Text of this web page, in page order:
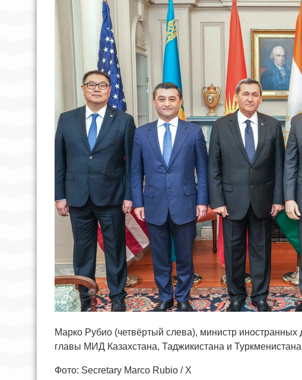
Марко Рубио (четвёртый слева), министр
главы МИД Казахстана, Таджикистана и
Фото: Secretary Marco Rubio / X